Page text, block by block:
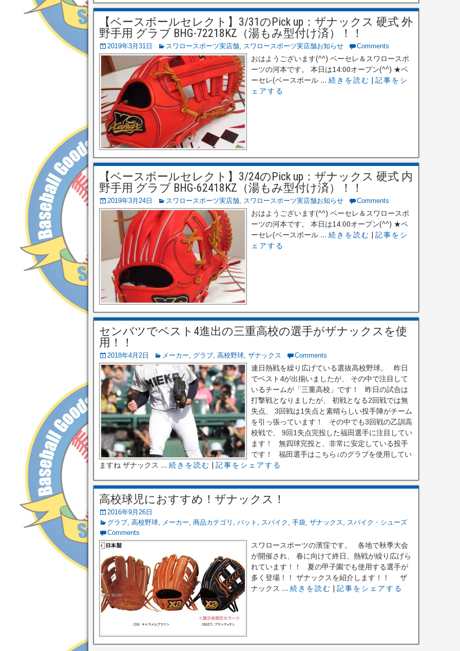
【ベースボールセレクト】3/31のPick up：ザナックス 硬式 外
野手用 グラブ BHG-72218KZ（湯もみ型付け済）！！
2019年3月31日 スワロースポーツ実店舗, スワロースポーツ実店舗お知らせ Comments
おはようございます(^^) ベーセレ＆スワロースポ
ーツの河本です。 本日は14:00オープン(^^) ★ベ
ーセレ(ベースボール ... 続きを読む
記事をシ
ェアする
【ベースボールセレクト】3/24のPick up：ザナックス 硬式 内
野手用 グラブ BHG-62418KZ（湯もみ型付け済）！！
2019年3月24日 スワロースポーツ実店舗, スワロースポーツ実店舗お知らせ Comments
おはようございます(^^) ベーセレ＆スワロースポ
ーツの河本です。 本日は14:00オープン(^^) ★ベ
ーセレ(ベースボール ... 続きを読む
記事をシ
ェアする
センバツでベスト4進出の三重高校の選手がザナックスを使
用！！
2018年4月2日 メーカー, グラブ, 高校野球, ザナックス Comments
連日熱戦を繰り広げている選抜高校野球。 昨日
でベスト4が出揃いましたが、 その中で注目して
いるチームが「三重高校」です！ 昨日の試合は
打撃戦となりましたが、 初戦となる2回戦では無
失点、 3回戦は1失点と素晴らしい投手陣がチーム
を引っ張っています！ その中でも3回戦の乙訓高
校戦で、 9回1失点完投した福田選手に注目してい
ます！ 無四球完投と、非常に安定している投手
です！ 福田選手はこちら↓のグラブを使用してい
ますね ザナックス ... 続きを読む 記事をシェアする
高校球児におすすめ！ザナックス！
2016年9月26日
グラブ, 高校野球, メーカー, 商品カテゴリ , バット , スパイク , 手袋, ザナックス, スパイク・シューズ
Comments
スワロースポーツの濱窪です。 各地で秋季大会
が開催され、 春に向けて終日、熱戦が繰り広げら
れています！！ 夏の甲子園でも使用する選手が
多く登場！！ ザナックスを紹介します！！ ザ
ナックス ... 続きを読む 記事をシェアする